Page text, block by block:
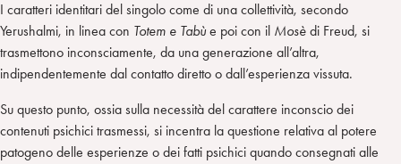
I caratteri identitari del singolo come di una collettività, secondo
Yerushalmi, in linea con Totem e Tabùe poi con il Mosè di Freud, si
trasmettono inconsciamente, da una generazione all’altra,
indipendentemente dal contatto diretto o dall’esperienza vissuta.
Su questo punto, ossia sulla necessità del carattere inconscio dei
contenuti psichici trasmessi, si incentra la questione relativa al potere
patogeno delle esperienze o dei fatti psichici quando consegnati alle